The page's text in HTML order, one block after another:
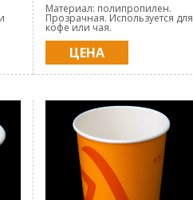
Материал: полипропилен.
Прозрачная. Используется для
кофе или чая.
ЦЕНА